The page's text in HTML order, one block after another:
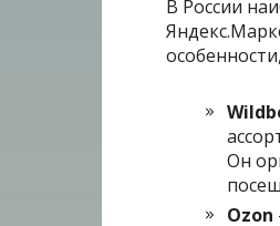
В России
Он
Ozon